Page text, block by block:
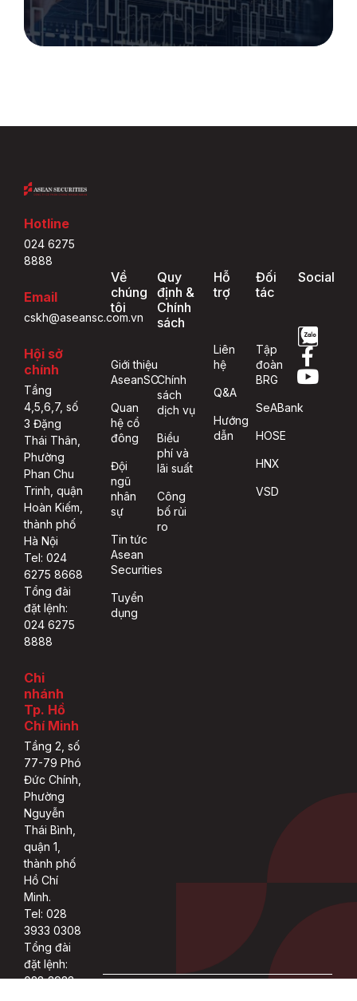
Hotline
024 6275
8888
Email
cskh@aseansc.com.vn
Hội sở
chính
Tầng
4,5,6,7, số
3 Đặng
Thái Thân,
Phường
Phan Chu
Trinh, quận
Hoàn Kiếm,
thành phố
Hà Nội
Tel: 024
6275 8668
Tổng đài
đặt lệnh:
024 6275
8888
Chi
nhánh
Tp. Hồ
Chí Minh
Tầng 2, số
77-79 Phó
Đức Chính,
Phường
Nguyễn
Thái Bình,
quận 1,
thành phố
Hồ Chí
Minh.
Tel: 028
3933 0308
Tổng đài
đặt lệnh:
028 3933
Về
chúng
tôi
Giới thiệu
AseanSC
Quan
hệ cổ
đông
Đội
ngũ
nhân
sự
Tin tức
Asean
Securities
Tuyển
dụng
Quy
định &
Chính
sách
Chính
sách
dịch vụ
Biểu
phí và
lãi suất
Công
bố rủi
ro
Hỗ
trợ
Liên
hệ
Q&A
Hướng
dẫn
Đối
tác
Tập
đoàn
BRG
SeABank
HOSE
HNX
VSD
Social